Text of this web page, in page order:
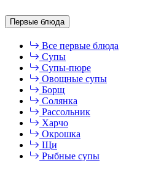
Первые блюда
Все первые блюда
Супы
Супы-пюре
Овощные супы
Борщ
Солянка
Рассольник
Харчо
Окрошка
Щи
Рыбные супы